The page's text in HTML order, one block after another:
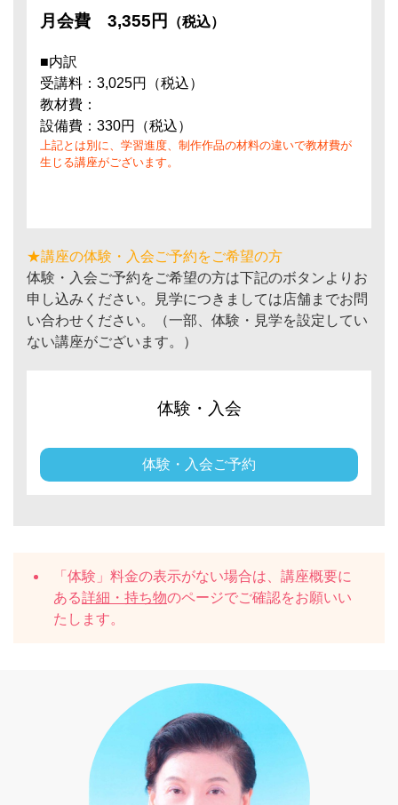
月会費 3,355円 （税込）
■内訳
受講料：3,025円（税込）
教材費：
設備費：330円（税込）
上記とは別に、学習進度、制作作品の材料の違いで教材費が
生じる講座がございます。
★講座の体験・入会ご予約をご希望の方
体験・入会ご予約をご希望の方は下記のボタンよりお
申し込みください。見学につきましては店舗までお問
い合わせください。（一部、体験・見学を設定してい
ない講座がございます。）
体験・入会
体験・入会ご予約
「体験」料金の表示がない場合は、講座概要に
ある詳細・持ち物のページでご確認をお願いい
たします。